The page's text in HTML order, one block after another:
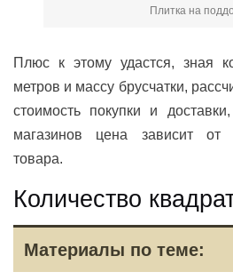
Плитка на
Плюс к этому удастся, зная
метров и массу брусчатки,
стоимость покупки и
магазинов цена зависит от
товара.
Количество